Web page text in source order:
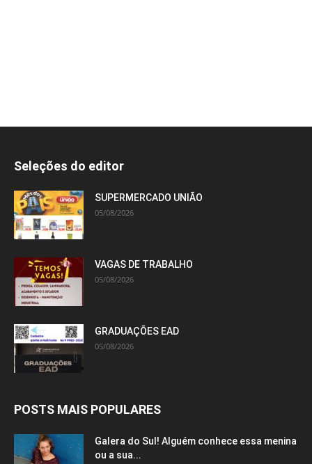
Seleções do editor
SUPERMERCADO UNIÃO
05/08/2026
VAGAS DE TRABALHO
05/08/2026
GRADUAÇÕES EAD
05/08/2026
POSTS MAIS POPULARES
Galera do Sul! Alguém conhece essa menina
ou a sua...